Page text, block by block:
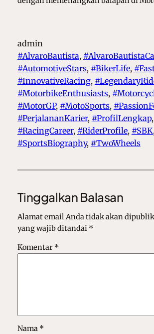
admin
#AlvaroBautista,
#AutomotiveStars, #BikerLife,
#InnovativeRacing,
#MotorbikeEnthusiasts,
#MotorGP, #MotoSports,
#PerjalananKarier, #ProfilLengkap,
#RacingCareer, #RiderProfile, #SBK
#SportsBiography, #TwoWheels
Tinggalkan Balasan
Alamat email Anda tidak akan
yang wajib ditandai *
Komentar *
Nama *